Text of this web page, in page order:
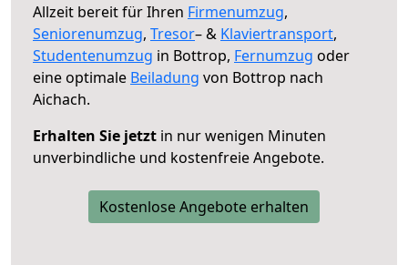
Allzeit bereit für Ihren Firmenumzug,
Seniorenumzug, Tresor– & Klaviertransport,
Studentenumzug in Bottrop, Fernumzug oder
eine optimale Beiladung von Bottrop nach
Aichach.
Erhalten Sie jetzt in nur wenigen Minuten
unverbindliche und kostenfreie Angebote.
Kostenlose Angebote erhalten